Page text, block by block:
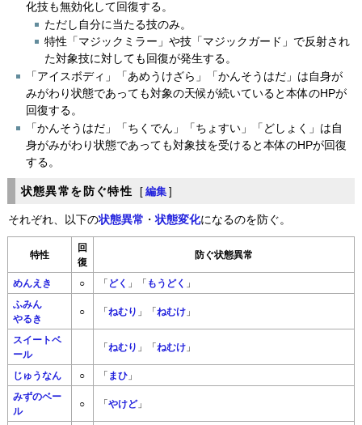
化技も無効化して回復する。
ただし自分に当たる技のみ。
特性「マジックミラー」や技「マジックガード」で反射され
た対象技に対しても回復が発生する。
「アイスボディ」「あめうけざら」「かんそうはだ」は自身が
みがわり状態であっても対象の天候が続いていると本体のHPが
回復する。
「かんそうはだ」「ちくでん」「ちょすい」「どしょく」は自
身がみがわり状態であっても対象技を受けると本体のHPが回復
する。
状態異常を防ぐ特性 [ 編集 ]
それぞれ、以下の状態異常 ・状態変化になるのを防ぐ。
特性
回
復
防ぐ状態異常
めんえき ○ 「 どく 」「 もうどく 」
ふみん
やるき
○ 「 ねむり 」「 ねむけ」
スイートベ
ール
「 ねむり 」「 ねむけ」
じゅうなん ○ 「 まひ」
みずのベー
ル
○ 「 やけど」